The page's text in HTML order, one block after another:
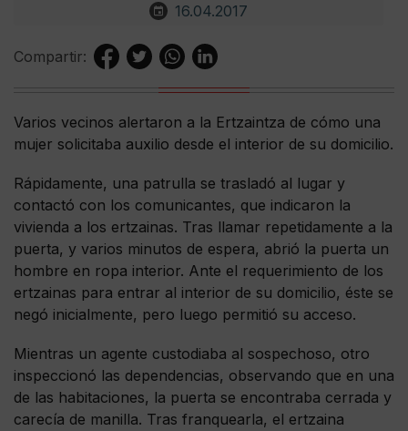
16.04.2017
Compartir:
Varios vecinos alertaron a la Ertzaintza de cómo una
mujer solicitaba auxilio desde el interior de su domicilio.
Rápidamente, una patrulla se trasladó al lugar y
contactó con los comunicantes, que indicaron la
vivienda a los ertzainas. Tras llamar repetidamente a la
puerta, y varios minutos de espera, abrió la puerta un
hombre en ropa interior. Ante el requerimiento de los
ertzainas para entrar al interior de su domicilio, éste se
negó inicialmente, pero luego permitió su acceso.
Mientras un agente custodiaba al sospechoso, otro
inspeccionó las dependencias, observando que en una
de las habitaciones, la puerta se encontraba cerrada y
carecía de manilla. Tras franquearla, el ertzaina